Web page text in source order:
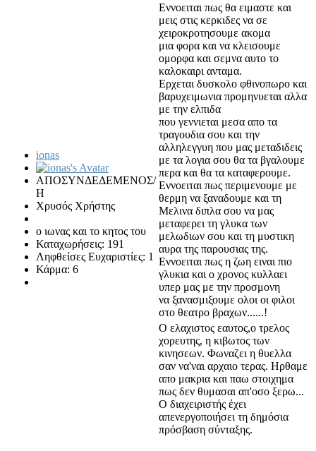
ionas
ΑΠΟΣΥΝΔΕΔΕΜΕΝΟΣ/
Η
Χρυσός Χρήστης
ο ιωνας και το κητος του
Καταχωρήσεις: 191
Ληφθείσες Ευχαριστίες: 1
Κάρμα: 6
Εννοειται πως θα ειμαστε και
μεις στις κερκιδες να σε
χειροκροτησουμε ακομα
μια φορα και να κλεισουμε
ομορφα και σεμνα αυτο το
καλοκαιρι ανταμα.
Ερχεται δυσκολο φθινοπωρο και
βαρυχειμωνια προμηνυεται αλλα
με την ελπιδα
που γεννιεται μεσα απο τα
τραγουδια σου και την
αλληλεγγυη που μας μεταδιδεις
με τα λογια σου θα τα βγαλουμε
περα και θα τα καταφερουμε.
Εννοειται πως περιμενουμε με
θερμη να ξαναδουμε και τη
Μελινα διπλα σου να μας
μεταφερει τη γλυκα των
μελωδιων σου και τη μυστικη
αυρα της παρουσιας της.
Εννοειται πως η ζωη ειναι πιο
γλυκια και ο χρονος κυλλαει
υπερ μας με την προσμονη
να ξανασμιξουμε ολοι οι φιλοι
στο θεατρο βραχων......!
Ο ελαχιστος εαυτος,ο τρελος
χορευτης, η κιβωτος των
κινησεων. Φωναζει η θυελλα
σαν να'ναι αρχαιο τερας. Ηρθαμε
απο μακρια και παω στοιχημα
πως δεν θυμασαι απ'οσο ξερω...
Ο διαχειριστής έχει
απενεργοποιήσει τη δημόσια
πρόσβαση σύνταξης.